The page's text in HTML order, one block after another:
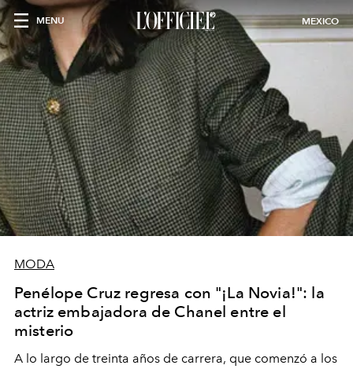
MENU MEXICO
MODA
Penélope Cruz regresa con "¡La Novia!": la
actriz embajadora de Chanel entre el
misterio
A lo largo de treinta años de carrera, que comenzó a los